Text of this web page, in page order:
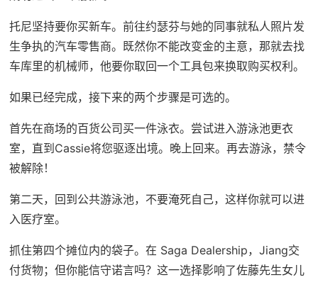
托尼坚持要你买新车。前往约瑟芬与她的同事就私人照片发
生争执的汽车零售商。既然你不能改变金的主意，那就去找
车库里的机械师，他要你取回一个工具包来换取购买权利。
如果已经完成，接下来的两个步骤是可选的。
首先在商场的百货公司买一件泳衣。尝试进入游泳池更衣
室，直到Cassie将您驱逐出境。晚上回来。再去游泳，禁令
被解除！
第二天，回到公共游泳池，不要淹死自己，这样你就可以进
入医疗室。
抓住第四个摊位内的袋子。在 Saga Dealership，Jiang交
付货物；但你能信守诺言吗？这一选择影响了佐藤先生女儿